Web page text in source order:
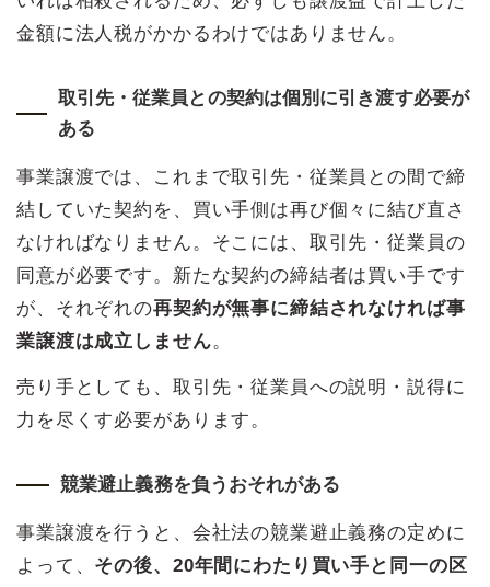
金額に法人税がかかるわけではありません。
取引先・従業員との契約は個別に引き渡す必要が
ある
事業譲渡では、これまで取引先・従業員との間で締
結していた契約を、買い手側は再び個々に結び直さ
なければなりません。そこには、取引先・従業員の
同意が必要です。新たな契約の締結者は買い手です
が、それぞれの再契約が無事に締結されなければ事
業譲渡は成立しません。
売り手としても、取引先・従業員への説明・説得に
力を尽くす必要があります。
競業避止義務を負うおそれがある
事業譲渡を行うと、会社法の競業避止義務の定めに
よって、 その後、20年間にわたり買い手と同一の区